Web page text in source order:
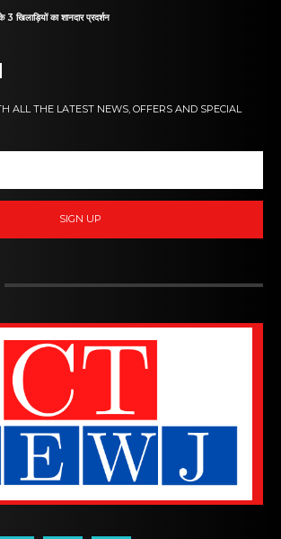
खिलाड़ियों का शानदार प्रदर्शन
ALL THE LATEST NEWS, OFFERS AND SPECIAL
SIGN UP